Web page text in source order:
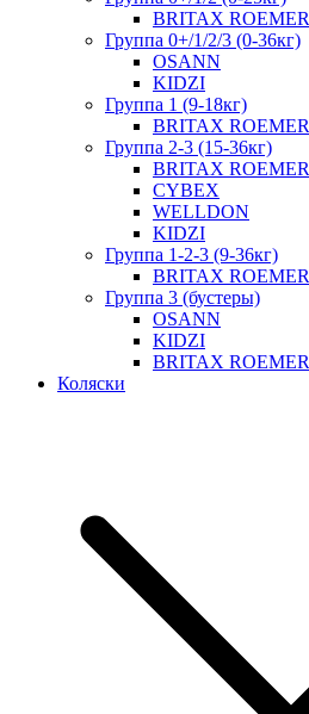
BRITAX ROEMER
Группа 0+/1/2/3 (0-36кг)
OSANN
KIDZI
Группа 1 (9-18кг)
BRITAX ROEMER
Группа 2-3 (15-36кг)
BRITAX ROEMER
CYBEX
WELLDON
KIDZI
Группа 1-2-3 (9-36кг)
BRITAX ROEMER
Группа 3 (бустеры)
OSANN
KIDZI
BRITAX ROEMER
Коляски